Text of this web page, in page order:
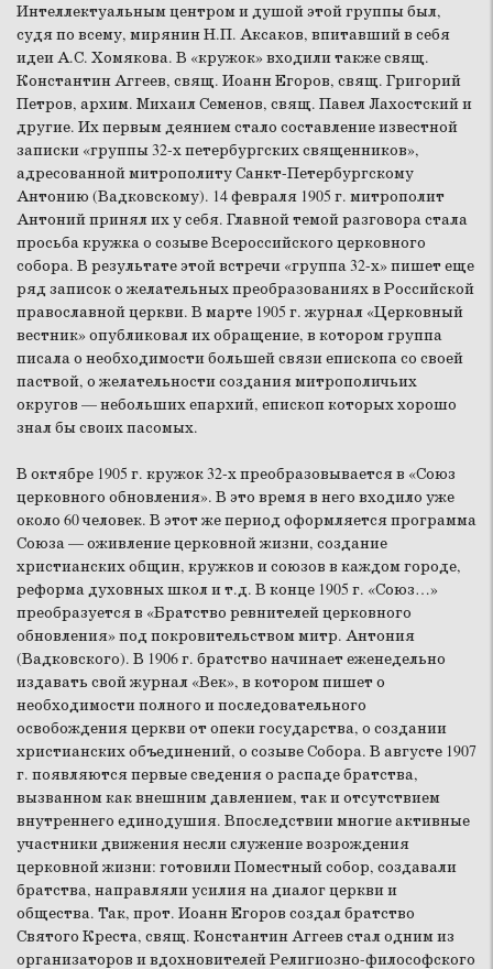
Интеллектуальным центром и душой этой группы был,
судя по всему, мирянин Н.П. Аксаков, впитавший в себя
идеи А.С. Хомякова. В «кружок» входили также свящ.
Константин Аггеев, свящ. Иоанн Егоров, свящ. Григорий
Петров, архим. Михаил Семенов, свящ. Павел Лахостский и
другие. Их первым деянием стало составление известной
записки «группы 32-х петербургских священников»,
адресованной митрополиту Санкт-Петербургскому
Антонию (Вадковскому). 14 февраля 1905 г. митрополит
Антоний принял их у себя. Главной темой разговора стала
просьба кружка о созыве Всероссийского церковного
собора. В результате этой встречи «группа 32-х» пишет еще
ряд записок о желательных преобразованиях в Российской
православной церкви. В марте 1905 г. журнал «Церковный
вестник» опубликовал их обращение, в котором группа
писала о необходимости большей связи епископа со своей
паствой, о желательности создания митрополичьих
округов — небольших епархий, епископ которых хорошо
знал бы своих пасомых.
В октябре 1905 г. кружок 32-х преобразовывается в «Союз
церковного обновления». В это время в него входило уже
около 60 человек. В этот же период оформляется программа
Союза — оживление церковной жизни, создание
христианских общин, кружков и союзов в каждом городе,
реформа духовных школ и т.д. В конце 1905 г. «Союз…»
преобразуется в «Братство ревнителей церковного
обновления» под покровительством митр. Антония
(Вадковского). В 1906 г. братство начинает еженедельно
издавать свой журнал «Век», в котором пишет о
необходимости полного и последовательного
освобождения церкви от опеки государства, о создании
христианских объединений, о созыве Собора. В августе 1907
г. появляются первые сведения о распаде братства,
вызванном как внешним давлением, так и отсутствием
внутреннего единодушия. Впоследствии многие активные
участники движения несли служение возрождения
церковной жизни: готовили Поместный собор, создавали
братства, направляли усилия на диалог церкви и
общества. Так, прот. Иоанн Егоров создал братство
Святого Креста, свящ. Константин Аггеев стал одним из
организаторов и вдохновителей Религиозно-философского